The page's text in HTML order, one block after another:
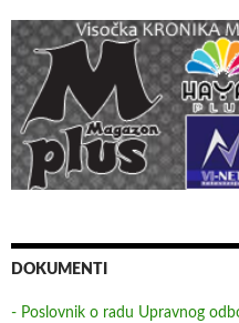
DOKUMENTI
- Poslovnik o radu Upravnog